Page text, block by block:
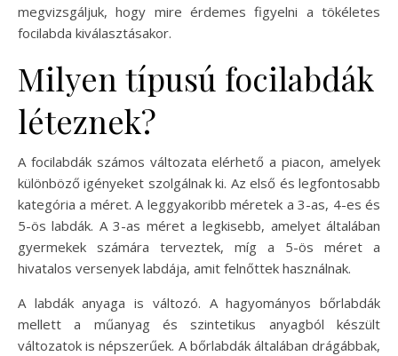
megvizsgáljuk, hogy mire érdemes figyelni a tökéletes
focilabda kiválasztásakor.
Milyen típusú focilabdák
léteznek?
A focilabdák számos változata elérhető a piacon, amelyek
különböző igényeket szolgálnak ki. Az első és legfontosabb
kategória a méret. A leggyakoribb méretek a 3-as, 4-es és
5-ös labdák. A 3-as méret a legkisebb, amelyet általában
gyermekek számára terveztek, míg a 5-ös méret a
hivatalos versenyek labdája, amit felnőttek használnak.
A labdák anyaga is változó. A hagyományos bőrlabdák
mellett a műanyag és szintetikus anyagból készült
változatok is népszerűek. A bőrlabdák általában drágábbak,